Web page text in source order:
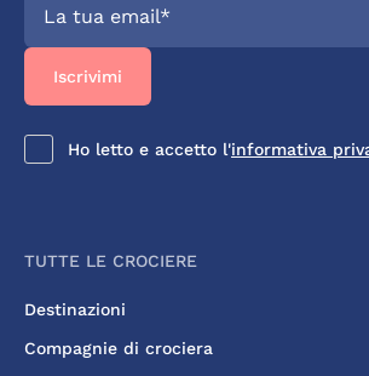
Ho letto e accetto l'informativa
TUTTE LE CROCIERE
Destinazioni
Compagnie di crociera